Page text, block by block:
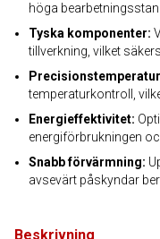
höga
Tyska komponenter:
tillverkning, vilket
temperaturkontroll,
Energieffektivitet:
energiförbrukningen
Snabb förvärmning:
avsevärt påskyndar
Beskrivning